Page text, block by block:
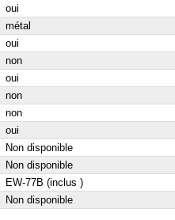
oui
métal
oui
non
oui
non
non
oui
Non disponible
Non disponible
EW-77B (inclus )
Non disponible